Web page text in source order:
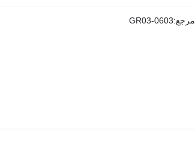
مرجع:GR03-0603